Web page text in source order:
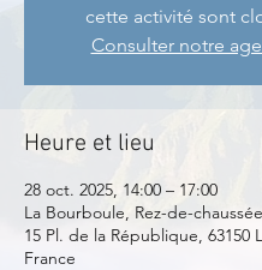
cette activité sont
Consulter notre
Heure et lieu
28 oct. 2025, 14:00 – 17:00
La Bourboule, Rez-de-
15 Pl. de la République, 63150
France